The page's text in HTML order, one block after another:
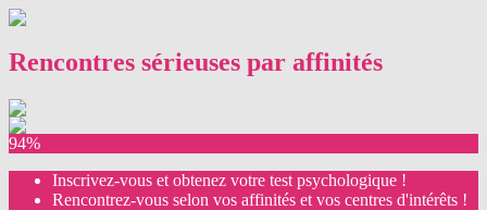
Rencontres sérieuses par affinités
94%
Inscrivez-vous et obtenez votre test psychologique !
Rencontrez-vous selon vos affinités et vos centres d'intérêts !